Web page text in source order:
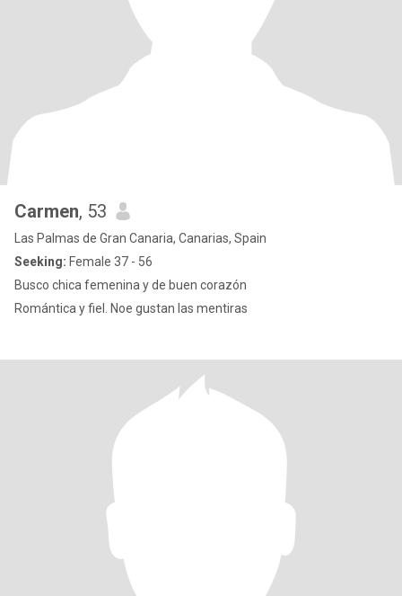
Carmen, 53
Las Palmas de Gran Canaria, Canarias, Spain
Seeking: Female 37 - 56
Busco chica femenina y de buen corazón
Romántica y fiel. Noe gustan las mentiras